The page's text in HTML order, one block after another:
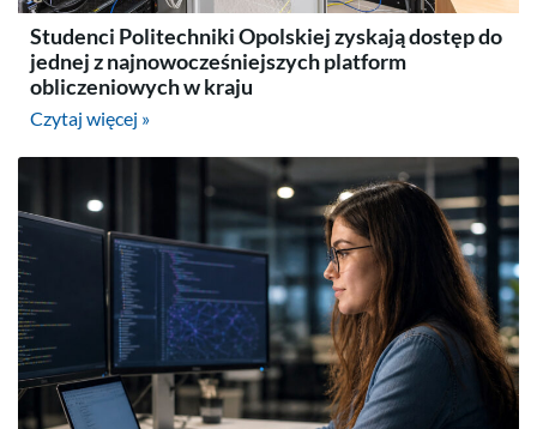
Studenci Politechniki Opolskiej zyskają dostęp do
jednej z najnowocześniejszych platform
obliczeniowych w kraju
Czytaj więcej »